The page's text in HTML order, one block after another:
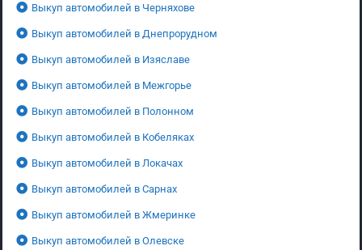
Выкуп автомобилей в Черняхове
Выкуп автомобилей в Днепрорудном
Выкуп автомобилей в Изяславе
Выкуп автомобилей в Межгорье
Выкуп автомобилей в Полонном
Выкуп автомобилей в Кобеляках
Выкуп автомобилей в Локачах
Выкуп автомобилей в Сарнах
Выкуп автомобилей в Жмеринке
Выкуп автомобилей в Олевске